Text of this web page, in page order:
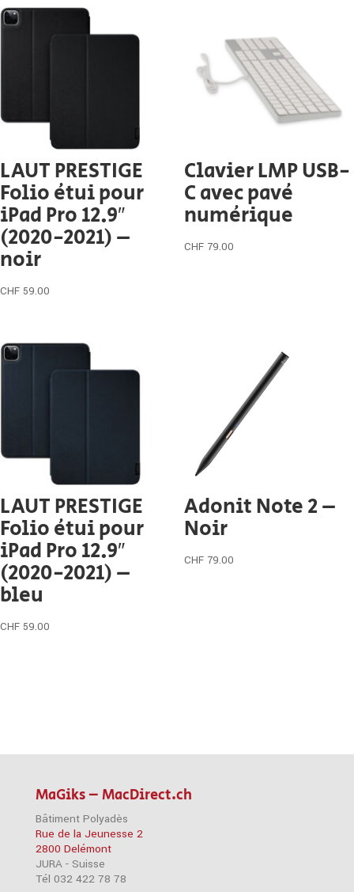
LAUT PRESTIGE
Folio étui pour
iPad Pro 12.9″
(2020-2021) –
noir
CHF 59.00
Clavier LMP USB-
C avec pavé
numérique
CHF 79.00
LAUT PRESTIGE
Folio étui pour
iPad Pro 12.9″
(2020-2021) –
bleu
CHF 59.00
Adonit Note 2 –
Noir
CHF 79.00
MaGiks – MacDirect.ch
Bâtiment Polyadès
Rue de la Jeunesse 2
2800 Delémont
JURA - Suisse
Tél 032 422 78 78